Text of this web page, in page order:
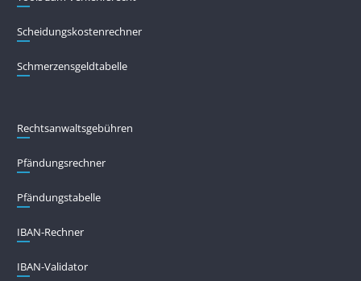
Scheidungskostenrechner
Schmerzensgeldtabelle
Rechtsanwaltsgebühren
Pfändungs­rechner
Pfändungs­tabelle
IBAN-Rechner
IBAN-Validator